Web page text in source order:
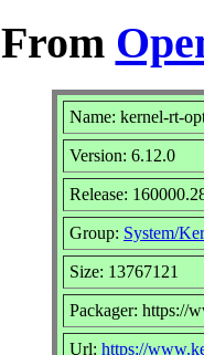
From
Name: kernel-rt-
Version: 6.12.0
Release:
Group: System/
Size: 13767121
Packager: https://
Url: https://